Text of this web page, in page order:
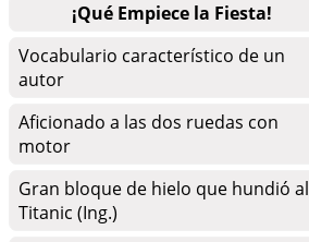
¡Qué Empiece la Fiesta!
Vocabulario característico de un
autor
Aficionado a las dos ruedas con
motor
Gran bloque de hielo que hundió al
Titanic (Ing.)